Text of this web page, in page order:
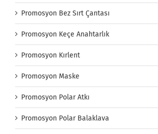
Promosyon Bez Sırt Çantası
Promosyon Keçe Anahtarlık
Promosyon Kırlent
Promosyon Maske
Promosyon Polar Atkı
Promosyon Polar Balaklava